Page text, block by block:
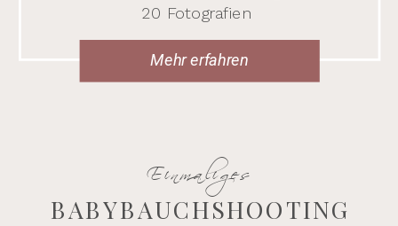
Einmaliges
BABYBAUCHSHOOTING
Mehr erfahren
20 Fotografien